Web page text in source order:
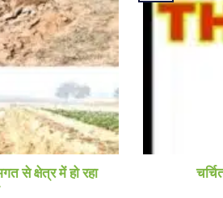
से क्षेत्र में हो रहा